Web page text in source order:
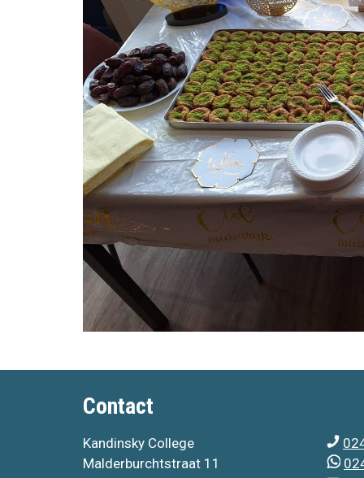
Contact
Kandinsky College
Malderburchtstraat 11